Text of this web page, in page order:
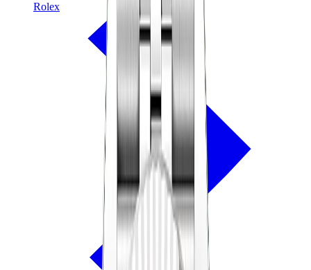
Rolex